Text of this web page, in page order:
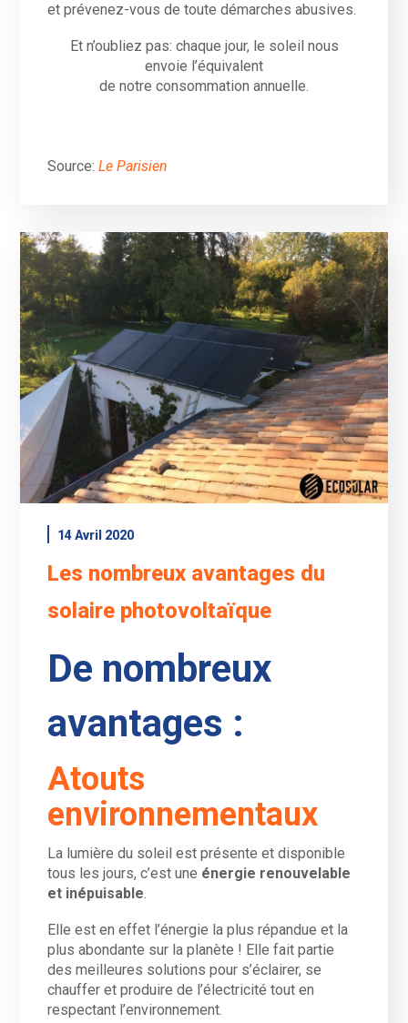
et prévenez-vous de toute démarches abusives.
Et n’oubliez pas: chaque jour, le soleil nous
envoie l’équivalent
de notre consommation annuelle.
Source:Le Parisien
14 Avril 2020
Les nombreux avantages du
solaire photovoltaïque
De nombreux
avantages :
Atouts
environnementaux
La lumière du soleil est présente et disponible
tous les jours, c’est une énergie renouvelable
et inépuisable
Elle est en effet l’énergie la plus répandue et la
plus abondante sur la planète ! Elle fait partie
des meilleures solutions pour s’éclairer, se
chauffer et produire de l’électricité tout en
respectant l’environnement.